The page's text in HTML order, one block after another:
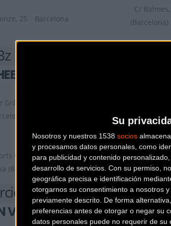
Su
Nosotros y nuestros 1538 socios
y procesamos datos personales, como
para publicidad y contenido
desarrollo de servicios. Con su permiso,
geográfica precisa e identificación
otorgarnos su consentimiento a nosotros
previamente descrito. De forma
preferencias antes de otorgar o negar su
datos personales puede no requerir de
25
Barcelona
C/ Balmes,
(Barcelona)
VICENS
Catalanes, 452,
(Barcelona)